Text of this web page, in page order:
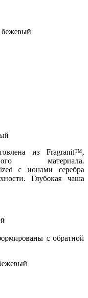
из Fragranit™,
материала.
с ионами серебра
Глубокая чаша
с обратной